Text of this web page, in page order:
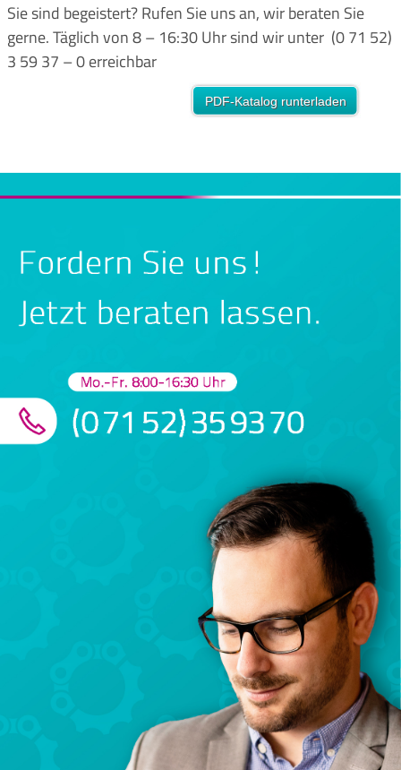
Sie sind begeistert? Rufen Sie uns an, wir beraten Sie
gerne. Täglich von 8 – 16:30 Uhr sind wir unter (0 71 52)
3 59 37 – 0 erreichbar
PDF-Katalog runterladen